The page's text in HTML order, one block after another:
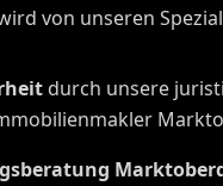
von unseren
durch unsere